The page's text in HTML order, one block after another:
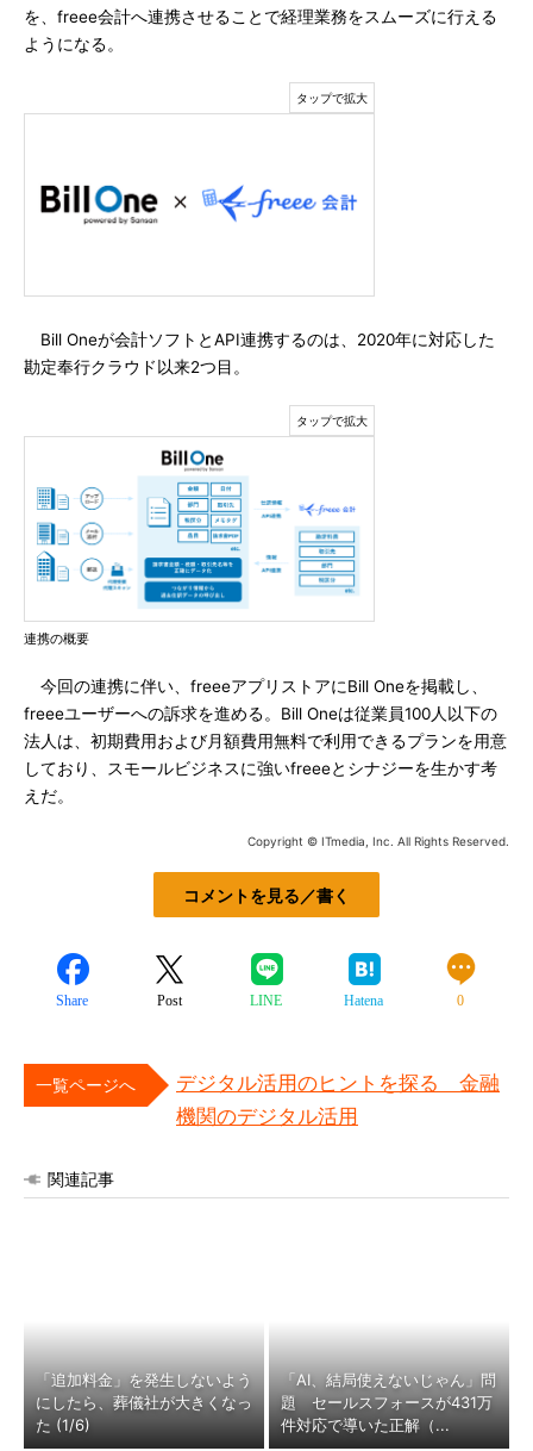
を、freee会計へ連携させることで経理業務をスムーズに行える
ようになる。
Bill Oneが会計ソフトとAPI連携するのは、2020年に対応した
勘定奉行クラウド以来2つ目。
連携の概要
今回の連携に伴い、freeeアプリストアにBill Oneを掲載し、
freeeユーザーへの訴求を進める。Bill Oneは従業員100人以下の
法人は、初期費用および月額費用無料で利用できるプランを用意
しており、スモールビジネスに強いfreeeとシナジーを生かす考
えだ。
Copyright © ITmedia, Inc. All Rights Reserved.
コメントを見る／書く
Share Post LINE Hatena 0
一覧ページへ
デジタル活用のヒントを探る 金融
機関のデジタル活用
関連記事
「追加料金」を発生しないよう
にしたら、葬儀社が大きくなっ
た (1/6)
「AI、結局使えないじゃん」問
題 セールスフォースが431万
件対応で導いた正解（...